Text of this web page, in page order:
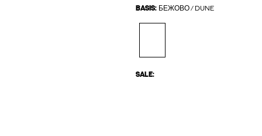
BASIS: БЕЖОВО / DUNE
SALE: